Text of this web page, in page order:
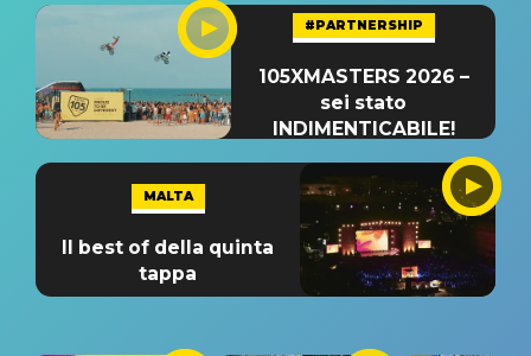
#PARTNERSHIP
105XMASTERS 2026 –
sei stato
INDIMENTICABILE!
MALTA
Il best of della quinta
tappa